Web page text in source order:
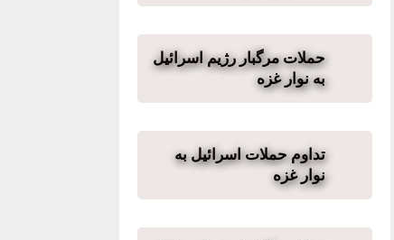
حملات مرگبار رژیم اسرائیل
به نوار غزه
تداوم حملات اسرائیل به
نوار غزه